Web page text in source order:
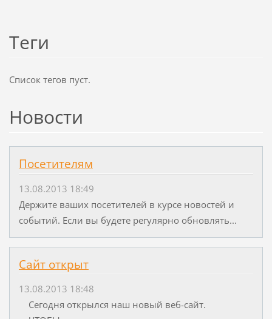
Теги
Список тегов пуст.
Новости
Посетителям
13.08.2013 18:49
Держите ваших посетителей в курсе новостей и
событий. Если вы будете регулярно обновлять...
Сайт открыт
13.08.2013 18:48
Сегодня открылся наш новый веб-сайт.